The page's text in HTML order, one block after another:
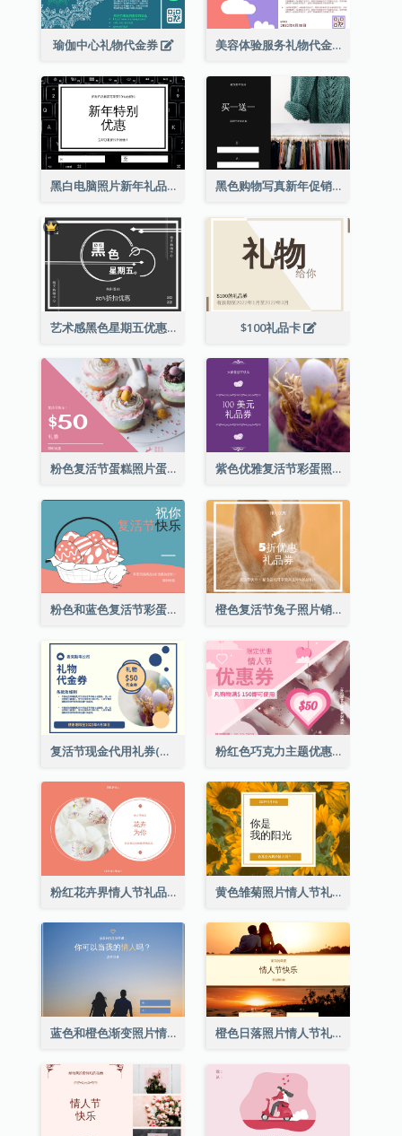
瑜伽中心礼物代金券 美容体验服务礼物代金券
黑白电脑照片新年礼品卡 黑色购物写真新年促销礼品卡
艺术感黑色星期五优惠券 $100礼品卡
粉色复活节蛋糕照片蛋糕店礼品卡 紫色优雅复活节彩蛋照片礼品卡
粉色和蓝色复活节彩蛋销售礼品卡 橙色复活节兔子照片销售礼品卡
复活节现金代用礼券(附使用细则) 粉红色巧克力主题优惠券
粉红花卉界情人节礼品卡 黄色雏菊照片情人节礼品卡
蓝色和橙色渐变照片情人节礼品卡 橙色日落照片情人节礼品卡